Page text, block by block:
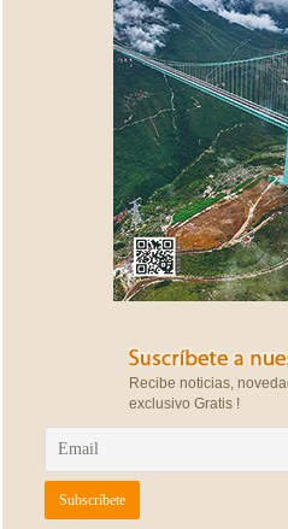
Recibe noticias,
exclusivo Gratis !